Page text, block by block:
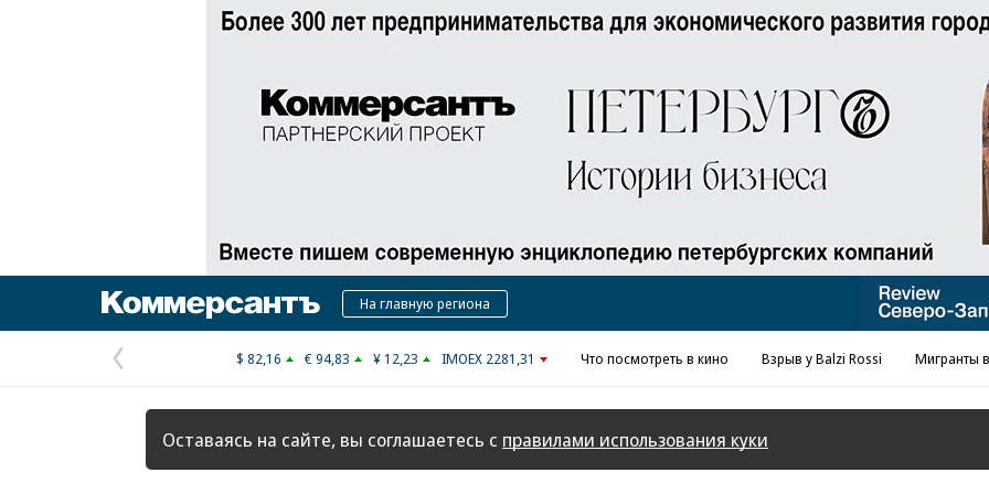
Реклама в «Ъ» www.kommersant.ru/ad
КоммерсантъНа главную региона
Предыдущая
страница
$ 82,16 € 94,83 ¥ 12,23 IMOEX 2281,31 Что посмотреть в кино Взрыв у Balzi Rossi Мигранты
Оставаясь на сайте, вы соглашаетесь с правилами использования куки